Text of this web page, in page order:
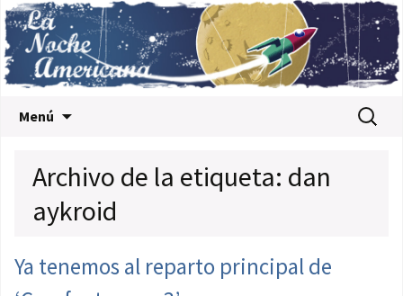
Menú Buscar:
Archivo de la etiqueta: dan
aykroid
Ya tenemos al reparto principal de